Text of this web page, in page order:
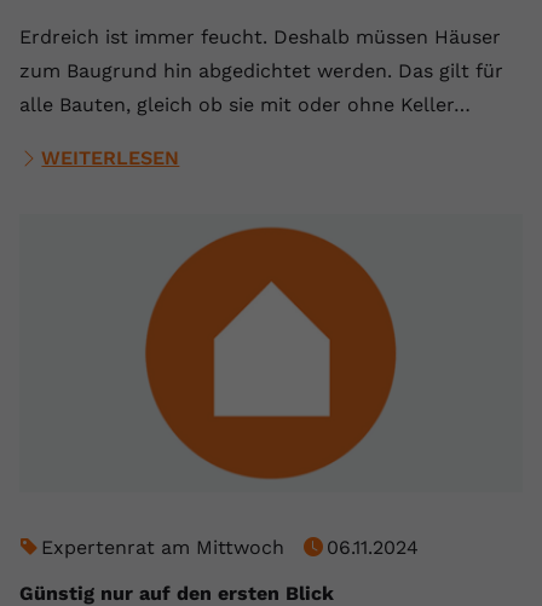
Erdreich ist immer feucht. Deshalb müssen Häuser
zum Baugrund hin abgedichtet werden. Das gilt für
alle Bauten, gleich ob sie mit oder ohne Keller…
WEITERLESEN
Expertenrat am Mittwoch
06.11.2024
Günstig nur auf den ersten Blick